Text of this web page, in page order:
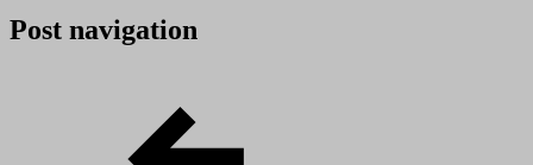
年
10
Post navigation